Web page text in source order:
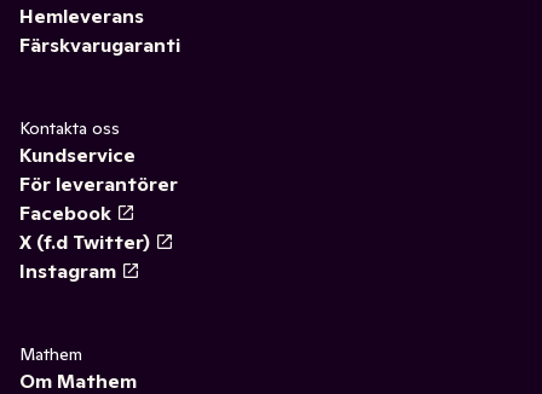
Hemleverans
Färskvarugaranti
Kontakta oss
Kundservice
För leverantörer
Facebook
X (f.d Twitter)
Instagram
Mathem
Om Mathem